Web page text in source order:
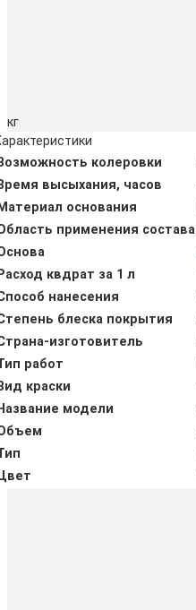
кг
колеровки
высыхания, часов
основания
применения состава
квдрат за 1 л
нанесения
блеска покрытия
изготовитель
работ
краски
модели